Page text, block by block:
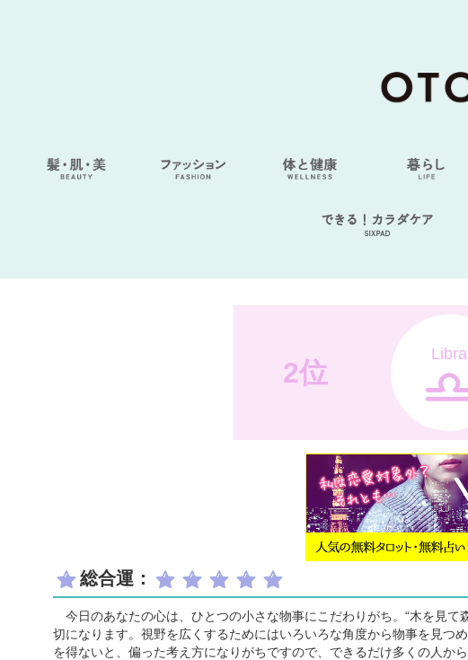
できる！カラダケア
SIXPAD
2位
Libra
総合運：
今日のあなたの心は、ひとつの小さな物事にこだわりがち。“木を見
切になります。視野を広くするためにはいろいろな角度から物事を見つ
を得ないと、偏った考え方になりがちですので、できるだけ多くの人か